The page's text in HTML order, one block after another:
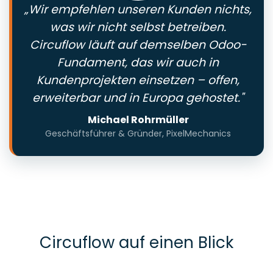
„Wir empfehlen unseren Kunden nichts,
was wir nicht selbst betreiben.
Circuflow läuft auf demselben Odoo-
Fundament, das wir auch in
Kundenprojekten einsetzen – offen,
erweiterbar und in Europa gehostet."
Michael Rohrmüller
Geschäftsführer & Gründer, PixelMechanics
Circuflow auf einen Blick